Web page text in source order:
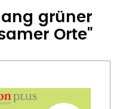
grüner
Orte"